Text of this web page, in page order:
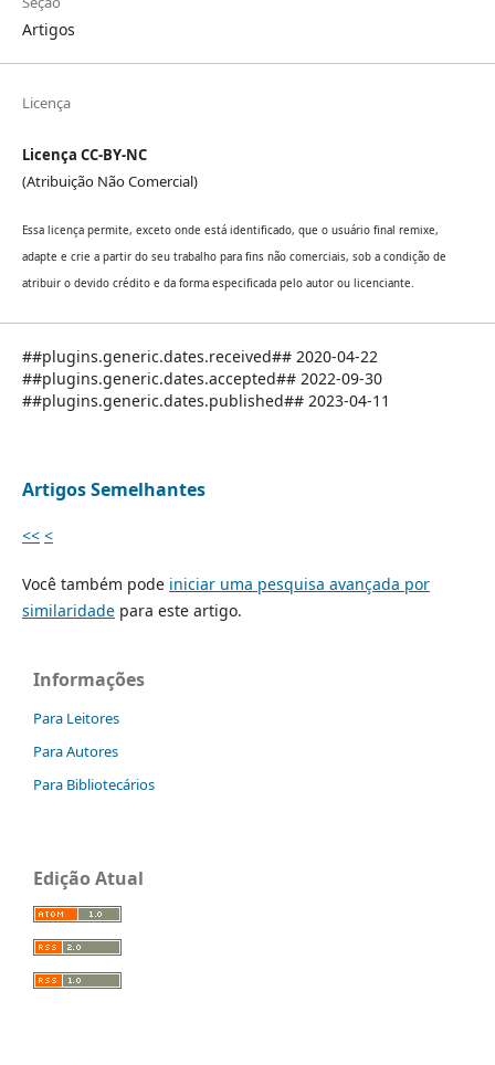
Artigos
Licença
Licença CC-BY-NC
(Atribuição Não Comercial)
Essa licença permite, exceto onde está identificado, que o usuário final remixe,
adapte e crie a partir do seu trabalho para fins não comerciais, sob a condição de
atribuir o devido crédito e da forma especificada pelo autor ou licenciante.
##plugins.generic.dates.received## 2020-04-22
##plugins.generic.dates.accepted## 2022-09-30
##plugins.generic.dates.published## 2023-04-11
Artigos Semelhantes
<< <
Você também pode iniciar uma pesquisa avançada por
similaridadepara este artigo.
Informações
Para Leitores
Para Autores
Para Bibliotecários
Edição Atual